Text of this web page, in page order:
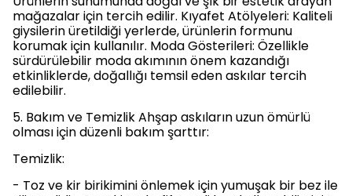
mağazalar için tercih edilir. Kıyafet Atölyeleri: Kaliteli
giysilerin üretildiği yerlerde, ürünlerin formunu
korumak için kullanılır. Moda Gösterileri: Özellikle
sürdürülebilir moda akımının önem kazandığı
etkinliklerde, doğallığı temsil eden askılar tercih
edilebilir.
5. Bakım ve Temizlik Ahşap askıların uzun ömürlü
olması için düzenli bakım şarttır:
Temizlik:
- Toz ve kir birikimini önlemek için yumuşak bir bez ile